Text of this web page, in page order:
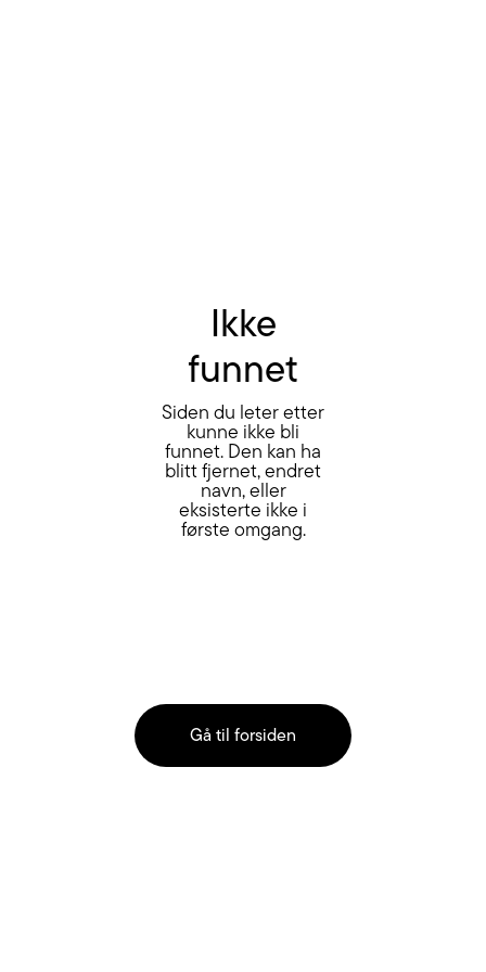
Ikke
funnet
Siden du leter etter
kunne ikke bli
funnet. Den kan ha
blitt fjernet, endret
navn, eller
eksisterte ikke i
første omgang.
Gå til forsiden